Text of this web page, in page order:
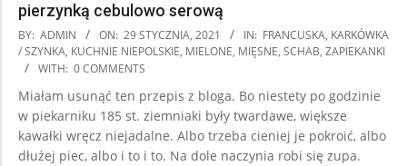
pierzynką cebulowo serową
2021-
01-
29
BY: ADMIN ON: 29 STYCZNIA, 2021 IN: FRANCUSKA, KARKÓWKA
/ SZYNKA, KUCHNIE NIEPOLSKIE, MIELONE, MIĘSNE, SCHAB, ZAPIEKANKI
WITH: 0 COMMENTS
Miałam usunąć ten przepis z bloga. Bo niestety po godzinie
w piekarniku 185 st. ziemniaki były twardawe, większe
kawałki wręcz niejadalne. Albo trzeba cieniej je pokroić, albo
dłużej piec, albo i to i to. Na dole naczynia robi się zupa.